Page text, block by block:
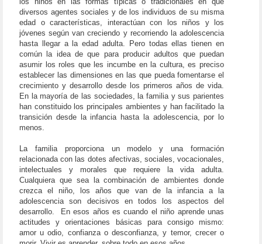
diversos agentes sociales y de los individuos de su misma
edad o características, interactúan con los niños y los
jóvenes según van creciendo y recorriendo la adolescencia
hasta llegar a la edad adulta. Pero todas ellas tienen en
común la idea de que para producir adultos que puedan
asumir los roles que les incumbe en la cultura, es preciso
establecer las dimensiones en las que pueda fomentarse el
crecimiento y desarrollo desde los primeros años de vida.
En la mayoría de las sociedades, la familia y sus parientes
han constituido los principales ambientes y han facilitado la
transición desde la infancia hasta la adolescencia, por lo
menos.
La familia proporciona un modelo y una formación
relacionada con las dotes afectivas, sociales, vocacionales,
intelectuales y morales que requiere la vida adulta.
Cualquiera que sea la combinación de ambientes donde
crezca el niño, los años que van de la infancia a la
adolescencia son decisivos en todos los aspectos del
desarrollo.
En esos años es cuando el niño aprende unas
actitudes y orientaciones básicas para consigo mismo:
amor u odio, confianza o desconfianza, y temor, crecer o